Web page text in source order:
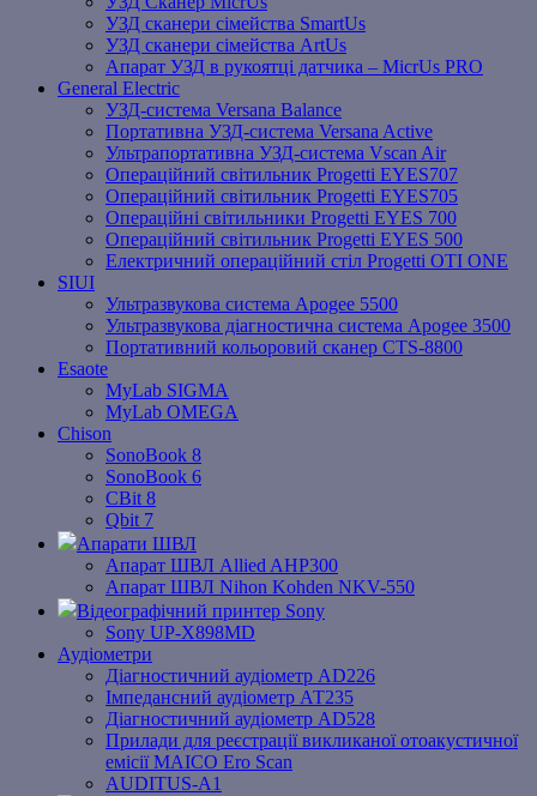
УЗД сканери сімейства SmartUs
УЗД сканери сімейства ArtUs
Апарат УЗД в рукоятці датчика – MicrUs PRO
General Electric
УЗД-система Versana Balance
Портативна УЗД-система Versana Active
Ультрапортативна УЗД-система Vscan Air
Операційний світильник Progetti EYES707
Операційний світильник Progetti EYES705
Операційні світильники Progetti EYES 700
Операційний світильник Progetti EYES 500
Електричний операційний стіл Progetti OTI ONE
SIUI
Ультразвукова система Apogee 5500
Ультразвукова діагностична система Apogee 3500
Портативний кольоровий сканер CTS-8800
Esaote
MyLab SIGMA
MyLab OMEGA
Chison
SonoBook 8
SonoBook 6
СBit 8
Qbit 7
Апарати ШВЛ
Апарат ШВЛ Allied AHP300
Апарат ШВЛ Nihon Kohden NKV-550
Відеографічний принтер Sony
Sony UP-X898MD
Аудіометри
Діагностичний аудіометр AD226
Імпедансний аудіометр АТ235
Діагностичний аудіометр AD528
Прилади для реєстрації викликаної отоакустичної
емісії MAICO Ero Scan
AUDITUS-A1